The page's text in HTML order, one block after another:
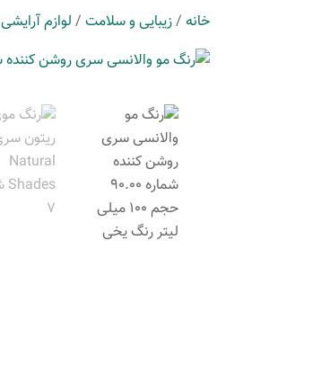
خانه /زیبایی و سلامت / لوازم آرایشی